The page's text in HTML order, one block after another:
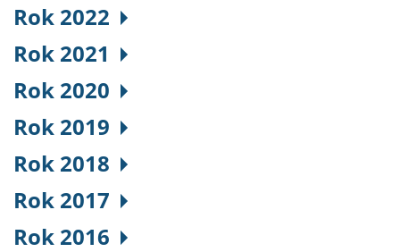
Rok 2022
Rok 2021
Rok 2020
Rok 2019
Rok 2018
Rok 2017
Rok 2016